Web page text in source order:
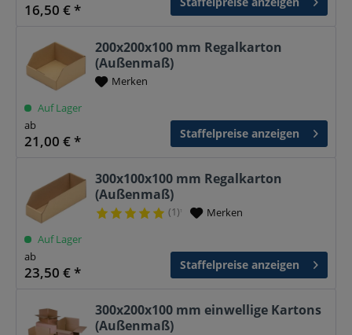
16,50 € *
200x200x100 mm Regalkarton
(Außenmaß)
Merken
Auf Lager
ab
21,00 € * Staffelpreise anzeigen
300x100x100 mm Regalkarton
(Außenmaß)
(1)¹ Merken
Auf Lager
ab
23,50 € * Staffelpreise anzeigen
300x200x100 mm einwellige Kartons
(Außenmaß)